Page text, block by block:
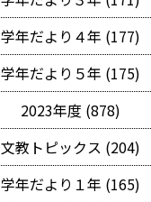
学年だより４年 (177)
学年だより５年 (175)
2023年度 (878)
文教トピックス (204)
学年だより１年 (165)